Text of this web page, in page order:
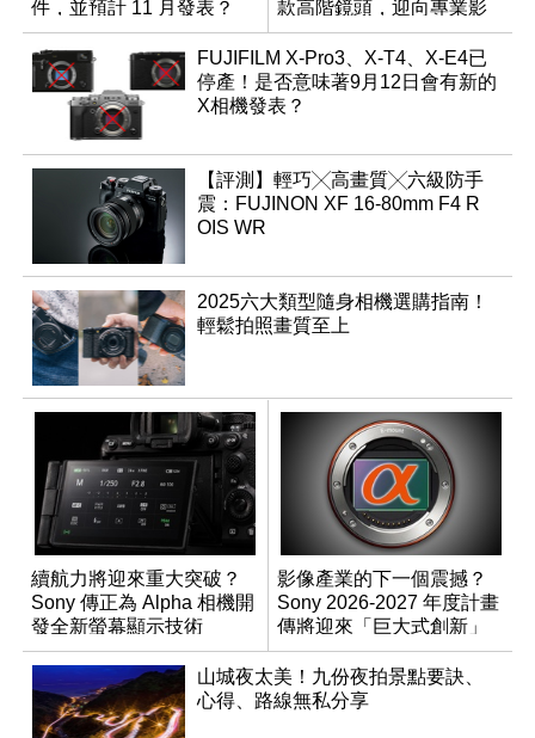
件，並預計 11 月發表？
款高階鏡頭，迎向專業影
音全方位演進
FUJIFILM X-Pro3、X-T4、X-E4已
停產！是否意味著9月12日會有新的
X相機發表？
【評測】輕巧╳高畫質╳六級防手
震：FUJINON XF 16-80mm F4 R
OIS WR
2025六大類型隨身相機選購指南！
輕鬆拍照畫質至上
續航力將迎來重大突破？
Sony 傳正為 Alpha 相機開
發全新螢幕顯示技術
影像產業的下一個震撼？
Sony 2026-2027 年度計畫
傳將迎來「巨大式創新」
山城夜太美！九份夜拍景點要訣、
心得、路線無私分享